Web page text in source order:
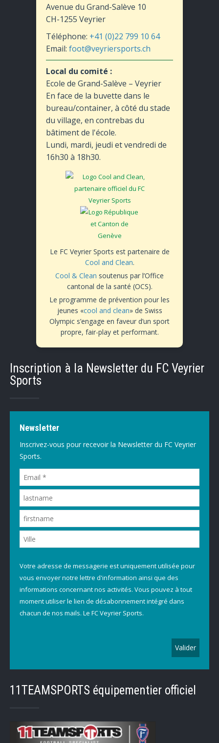
Avenue du Grand-Salève 10
CH-1255 Veyrier
Téléphone: +41 (0)22 799 10 64
Email: foot@veyriersports.ch
Local du comité :
Ecole de Grand-Salève – Veyrier
En face de la buvette dans le
bureau/container, à côté du stade
du village, en contrebas du
bâtiment de l'école.
Lundi, mardi, jeudi et vendredi de
16h30 à 18h30.
Le FC Veyrier Sports est partenaire de
Cool and Clean.
Cool & Clean soutenus par l’Office
cantonal de la santé (OCS).
Le programme de prévention pour les
jeunes «cool and clean» de Swiss
Olympic s’engage en faveur d’un sport
propre, fair-play et performant.
Inscription à la Newsletter du FC Veyrier
Sports
Newsletter
Inscrivez-vous pour recevoir la Newsletter du FC Veyrier
Sports.
Votre adresse de messagerie est uniquement utilisée pour
vous envoyer notre lettre d'information ainsi que des
informations concernant nos activités. Vous pouvez à tout
moment utiliser le lien de désabonnement intégré dans
chacun de nos mails. Le FC Veyrier Sports.
11TEAMSPORTS équipementier officiel